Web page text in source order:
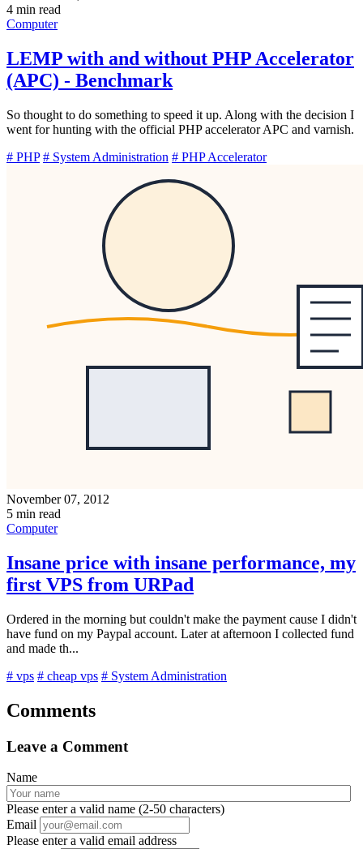
4 min read
Computer
LEMP with and without PHP Accelerator
(APC) - Benchmark
So thought to do something to speed it up. Along with the decision I
went for hunting with the official PHP accelerator APC and varnish.
# PHP # System Administration # PHP Accelerator
November 07, 2012
5 min read
Computer
Insane price with insane performance, my
first VPS from URPad
Ordered in the morning but couldn't make the payment cause I didn't
have fund on my Paypal account. Later at afternoon I collected fund
and made th...
# vps # cheap vps # System Administration
Comments
Leave a Comment
Name
Please enter a valid name (2-50 characters)
Email
Please enter a valid email address